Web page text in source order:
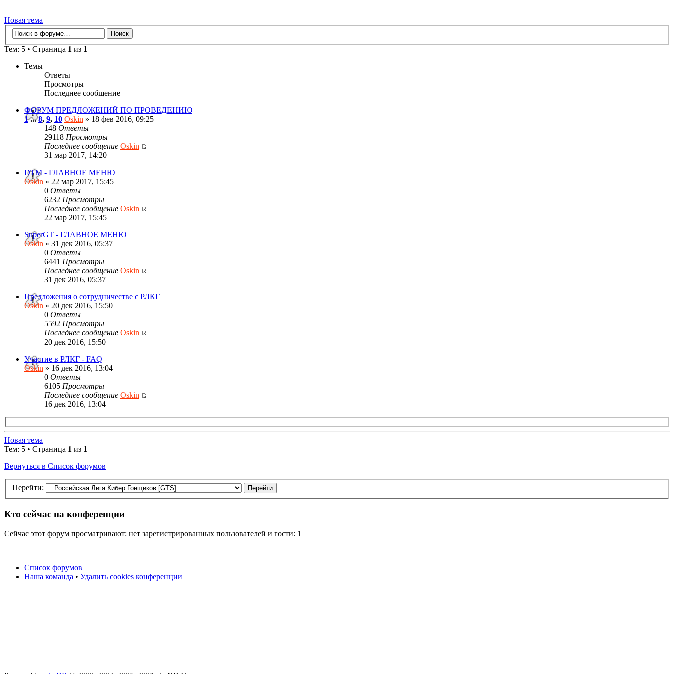
Новая тема
Тем: 5 • Страница 1 из 1
Темы
Ответы
Просмотры
Последнее сообщение
ФОРУМ ПРЕДЛОЖЕНИЙ ПО ПРОВЕДЕНИЮ
1...8, 9, 10 Oskin » 18 фев 2016, 09:25
148 Ответы
29118 Просмотры
Последнее сообщение Oskin
31 мар 2017, 14:20
DTM - ГЛАВНОЕ МЕНЮ
Oskin » 22 мар 2017, 15:45
0 Ответы
6232 Просмотры
Последнее сообщение Oskin
22 мар 2017, 15:45
SuperGT - ГЛАВНОЕ МЕНЮ
Oskin » 31 дек 2016, 05:37
0 Ответы
6441 Просмотры
Последнее сообщение Oskin
31 дек 2016, 05:37
Предложения о сотрудничестве с РЛКГ
Oskin » 20 дек 2016, 15:50
0 Ответы
5592 Просмотры
Последнее сообщение Oskin
20 дек 2016, 15:50
Участие в РЛКГ - FAQ
Oskin » 16 дек 2016, 13:04
0 Ответы
6105 Просмотры
Последнее сообщение Oskin
16 дек 2016, 13:04
Новая тема
Тем: 5 • Страница 1 из 1
Вернуться в Список форумов
Перейти:
Кто сейчас на конференции
Сейчас этот форум просматривают: нет зарегистрированных пользователей и гости: 1
Список форумов
Наша команда • Удалить cookies конференции